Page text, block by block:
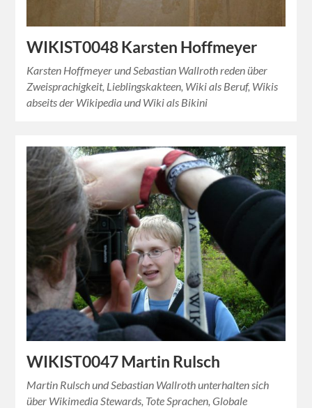
WIKIST0048 Karsten Hoffmeyer
Karsten Hoffmeyer und Sebastian Wallroth reden über
Zweisprachigkeit, Lieblingskakteen, Wiki als Beruf, Wikis
abseits der Wikipedia und Wiki als Bikini
WIKIST0047 Martin Rulsch
Martin Rulsch und Sebastian Wallroth unterhalten sich
über Wikimedia Stewards, Tote Sprachen, Globale